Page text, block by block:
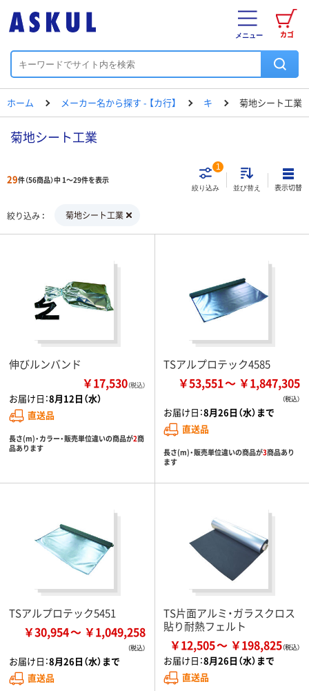
カゴ
メニュー
ホーム メーカー名から探す - 【カ行】 キ 菊地シート工業
菊地シート工業
29件（56商品）中 1～29件を表示
絞り込み
1
並び替え 表示切替
絞り込み 菊地シート工業
伸びルンバンド
￥17,530（税込）
お届け日：8月12日（水）
直送品
長さ(m)・カラー・販売単位違いの商品が2商
品あります
TSアルプロテック4585
￥53,551 ￥1,847,305
お届け日：8月26日（水）まで
直送品
長さ(m)・販売単位違いの商品が3商品あり
ます
TSアルプロテック5451
￥30,954 ￥1,049,258
お届け日：8月26日（水）まで
直送品
TS片面アルミ・ガラスクロス
貼り耐熱フェルト
￥12,505 ￥198,825
お届け日：8月26日（水）まで
直送品